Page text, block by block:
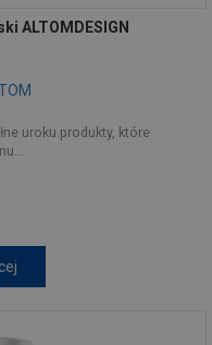
ALTOMDESIGN
uroku produkty, które